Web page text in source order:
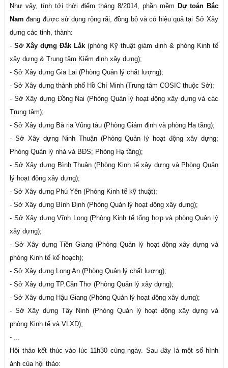
Như vậy, tính tới thời điểm tháng 8/2014, phần mềm Dự toán Bắc
Nam đang được sử dụng rộng rãi, đồng bộ và có hiệu quả tại Sở Xây
dựng các tỉnh, thành:
- Sở Xây dựng Đắk Lắk (phòng Kỹ thuật giám định & phòng Kinh tế
xây dựng & Trung tâm Kiểm định xây dựng);
- Sở Xây dựng Gia Lai (Phòng Quản lý chất lượng);
- Sở Xây dựng thành phố Hồ Chí Minh (Trung tâm COSIC thuộc Sở);
- Sở Xây dựng Đồng Nai (Phòng Quản lý hoạt động xây dựng và các
Trung tâm);
- Sở Xây dựng Bà rịa Vũng tàu (Phòng Giám định và phòng Hạ tầng);
- Sở Xây dựng Ninh Thuận (Phòng Quản lý hoạt động xây dựng;
Phòng Quản lý nhà và BĐS; Phòng Hạ tầng);
- Sở Xây dựng Bình Thuận (Phòng Kinh tế xây dựng và Phòng Quản
lý hoạt động xây dựng);
- Sở Xây dựng Phú Yên (Phòng Kinh tế kỹ thuật);
- Sở Xây dựng Bình Định (Phòng Quản lý hoạt động xây dựng);
- Sở Xây dựng Vĩnh Long (Phòng Kinh tế tổng hợp và phòng Quản lý
xây dựng);
- Sở Xây dựng Tiền Giang (Phòng Quản lý hoạt động xây dựng và
phòng Kinh tế kế hoạch);
- Sở Xây dựng Long An (Phòng Quản lý chất lượng);
- Sở Xây dựng TP.Cần Thơ (Phòng Quản lý xây dựng);
- Sở Xây dựng Hậu Giang (Phòng Quản lý hoạt động xây dựng);
- Sở Xây dựng Tây Ninh (Phòng Quản lý hoạt động xây dựng và
phòng Kinh tế và VLXD);
- ...
Hội thảo kết thúc vào lúc 11h30 cùng ngày. Sau đây là một số hình
ảnh của hội thảo: